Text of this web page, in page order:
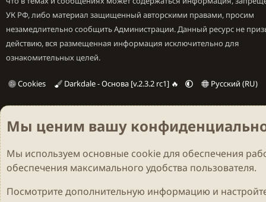
УК РФ, либо материал защищенный авторскими правами, просим
незамедлительно сообщить Администрации. Данный ресурс не
действию, вся размещенная информация исключительно для
ознакомительных целей.
Cookies Darkdale - Основа [v.2.3.2 rc1] 🔥 Русский (RU)
Мы ценим вашу
Мы используем основные cookieдля обеспечения
обеспечения максимального удобства пользователя.
Посмотрите дополнительную информацию и